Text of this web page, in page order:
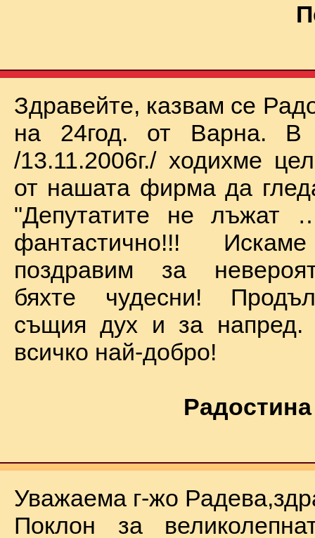
Здравейте, казвам се
на 24год. от Варна. В
/13.11.2006г./ ходихме
от нашата фирма да
"Депутатите не
фантастично!!!
поздравим за
бяхте чудесни!
същия дух и за
всичко най-добро!
Уважаема г-жо
Поклон за